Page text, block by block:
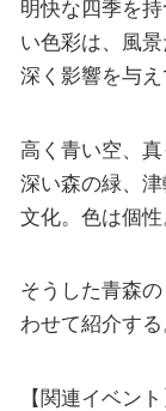
明快な四季を
い色彩は、風
深く影響を与え
高く青い空、真
深い森の緑、
文化。色は個性
そうした青森
わせて紹介する
【関連イベント